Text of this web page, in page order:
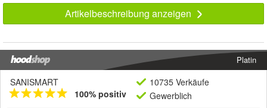
Artikelbeschreibung anzeigen
Platin
SANISMART
100% positiv
10735 Verkäufe
Gewerblich